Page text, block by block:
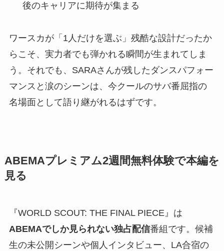
後のキャリアに期待が集まる
ワースカが「1人だけを選ぶ」残酷な設計だったか
らこそ、実力者でも弾かれる瞬間が生まれてしま
う。それでも、SARAさんが残したダンスパフォー
マンスと涙のシーンは、今クールのサバ番屈指の
名場面として語り継がれるはずです。
ABEMAプレミアム2週間無料体験で本編を
見る
『WORLD SCOUT: THE FINAL PIECE』は
ABEMAでしか見られない独占配信番組です。候補
生の未公開シーンや個人インタビュー、LA合宿の